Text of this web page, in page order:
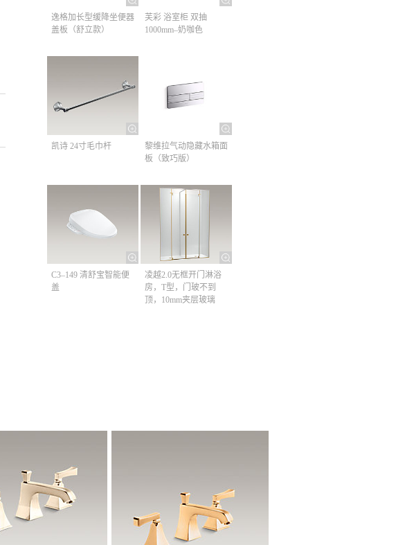
逸格加长型缓降坐便器
盖板（舒立款）
芙彩 浴室柜 双抽
1000mm–奶咖色
凯诗 24寸毛巾杆​
黎维拉气动隐藏水箱面
板（致巧版）
C3–149 清舒宝智能便
盖
凌越2.0无框开门淋浴
房，T型，门玻不到
顶，10mm夹层玻璃